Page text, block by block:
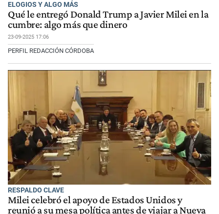
ELOGIOS Y ALGO MÁS
Qué le entregó Donald Trump a Javier Milei en la
cumbre: algo más que dinero
23-09-2025 17:06
PERFIL REDACCIÓN CÓRDOBA
RESPALDO CLAVE
Milei celebró el apoyo de Estados Unidos y
reunió a su mesa política antes de viajar a Nueva